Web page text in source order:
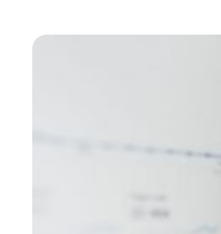
drivkraften